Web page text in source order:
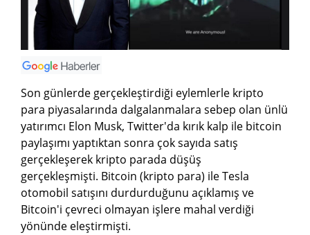
Son günlerde gerçekleştirdiği eylemlerle kripto
para piyasalarında dalgalanmalara sebep olan ünlü
yatırımcı Elon Musk, Twitter'da kırık kalp ile bitcoin
paylaşımı yaptıktan sonra çok sayıda satış
gerçekleşerek kripto parada düşüş
gerçekleşmişti. Bitcoin (kripto para) ile Tesla
otomobil satışını durdurduğunu açıklamış ve
Bitcoin'i çevreci olmayan işlere mahal verdiği
yönünde eleştirmişti.